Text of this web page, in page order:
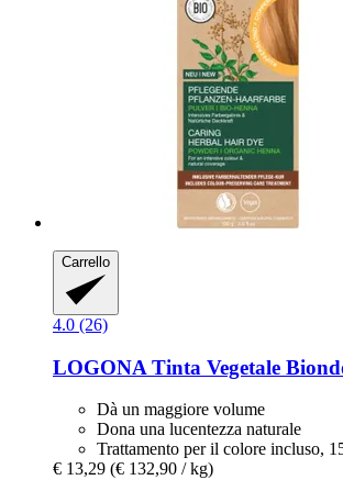
Carrello
4.0 (26)
LOGONA Tinta Vegetale
Dà un maggiore volume
Dona una lucentezza naturale
Trattamento per il colore incluso,
€ 13,29 (€ 132,90 / kg)